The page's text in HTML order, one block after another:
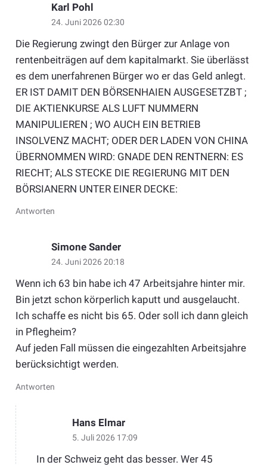
Karl Pohl
24. Juni 2026 02:30
Die Regierung zwingt den Bürger zur Anlage von
rentenbeiträgen auf dem kapitalmarkt. Sie überlässt
es dem unerfahrenen Bürger wo er das Geld anlegt.
ER IST DAMIT DEN BÖRSENHAIEN AUSGESETZBT ;
DIE AKTIENKURSE ALS LUFT NUMMERN
MANIPULIEREN ; WO AUCH EIN BETRIEB
INSOLVENZ MACHT; ODER DER LADEN VON CHINA
ÜBERNOMMEN WIRD: GNADE DEN RENTNERN: ES
RIECHT; ALS STECKE DIE REGIERUNG MIT DEN
BÖRSIANERN UNTER EINER DECKE:
Antworten
Simone Sander
24. Juni 2026 20:18
Wenn ich 63 bin habe ich 47 Arbeitsjahre hinter mir.
Bin jetzt schon körperlich kaputt und ausgelaucht.
Ich schaffe es nicht bis 65. Oder soll ich dann gleich
in Pflegheim?
Auf jeden Fall müssen die eingezahlten Arbeitsjahre
berücksichtigt werden.
Antworten
Hans Elmar
5. Juli 2026 17:09
In der Schweiz geht das besser. Wer 45